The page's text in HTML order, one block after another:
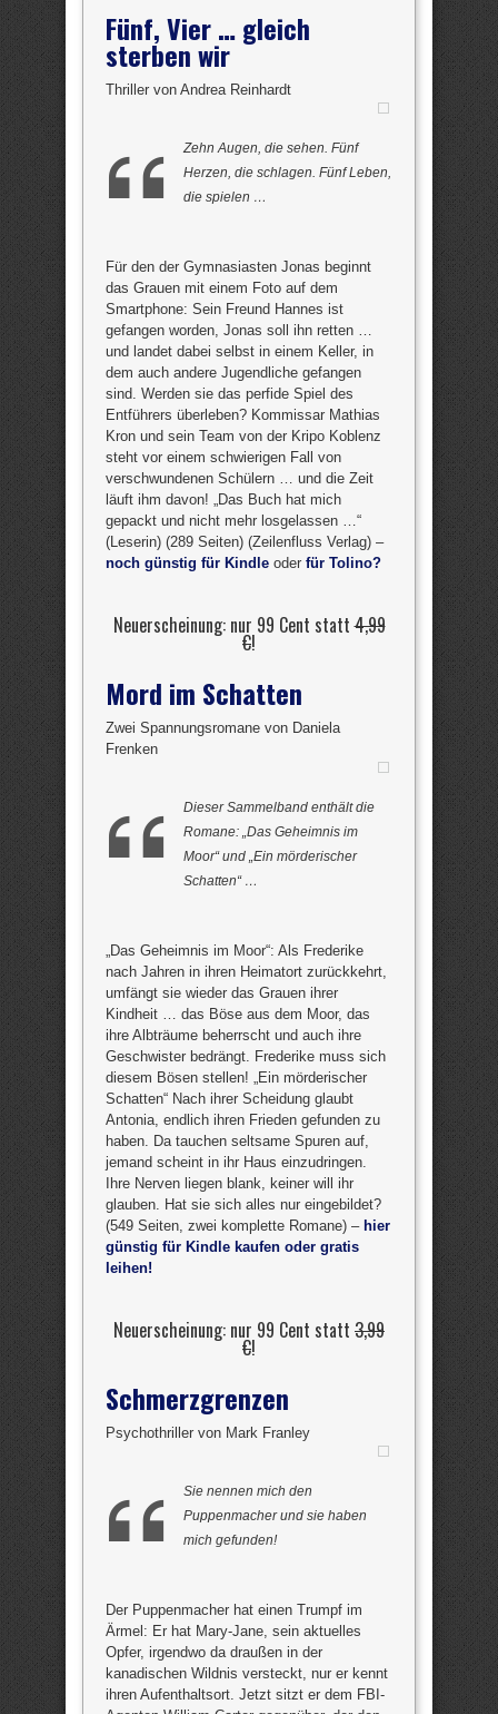
Fünf, Vier … gleich
sterben wir
Thriller von Andrea Reinhardt
Zehn Augen, die sehen. Fünf
Herzen, die schlagen. Fünf Leben,
die spielen …
Für den der Gymnasiasten Jonas beginnt
das Grauen mit einem Foto auf dem
Smartphone: Sein Freund Hannes ist
gefangen worden, Jonas soll ihn retten …
und landet dabei selbst in einem Keller, in
dem auch andere Jugendliche gefangen
sind. Werden sie das perfide Spiel des
Entführers überleben? Kommissar Mathias
Kron und sein Team von der Kripo Koblenz
steht vor einem schwierigen Fall von
verschwundenen Schülern … und die Zeit
läuft ihm davon! „Das Buch hat mich
gepackt und nicht mehr losgelassen …“
(Leserin) (289 Seiten) (Zeilenfluss Verlag) –
noch günstig für Kindle oder für Tolino?
Neuerscheinung: nur 99 Cent statt4,99
€!
Mord im Schatten
Zwei Spannungsromane von Daniela
Frenken
Dieser Sammelband enthält die
Romane: „Das Geheimnis im
Moor“ und „Ein mörderischer
Schatten“ …
„Das Geheimnis im Moor“: Als Frederike
nach Jahren in ihren Heimatort zurückkehrt,
umfängt sie wieder das Grauen ihrer
Kindheit … das Böse aus dem Moor, das
ihre Albträume beherrscht und auch ihre
Geschwister bedrängt. Frederike muss sich
diesem Bösen stellen! „Ein mörderischer
Schatten“ Nach ihrer Scheidung glaubt
Antonia, endlich ihren Frieden gefunden zu
haben. Da tauchen seltsame Spuren auf,
jemand scheint in ihr Haus einzudringen.
Ihre Nerven liegen blank, keiner will ihr
glauben. Hat sie sich alles nur eingebildet?
(549 Seiten, zwei komplette Romane) – hier
günstig für Kindle kaufen oder gratis
leihen!
Neuerscheinung: nur 99 Cent statt 3,99
€!
Schmerzgrenzen
Psychothriller von Mark Franley
Sie nennen mich den
Puppenmacher und sie haben
mich gefunden!
Der Puppenmacher hat einen Trumpf im
Ärmel: Er hat Mary-Jane, sein aktuelles
Opfer, irgendwo da draußen in der
kanadischen Wildnis versteckt, nur er kennt
ihren Aufenthaltsort. Jetzt sitzt er dem FBI-